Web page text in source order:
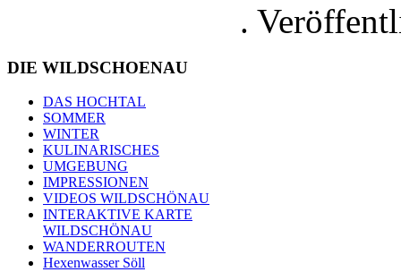
.
DIE WILDSCHOENAU
DAS HOCHTAL
SOMMER
WINTER
KULINARISCHES
UMGEBUNG
IMPRESSIONEN
VIDEOS WILDSCHÖNAU
INTERAKTIVE KARTE
WILDSCHÖNAU
WANDERROUTEN
Hexenwasser Söll